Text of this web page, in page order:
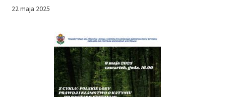
22 maja 2025